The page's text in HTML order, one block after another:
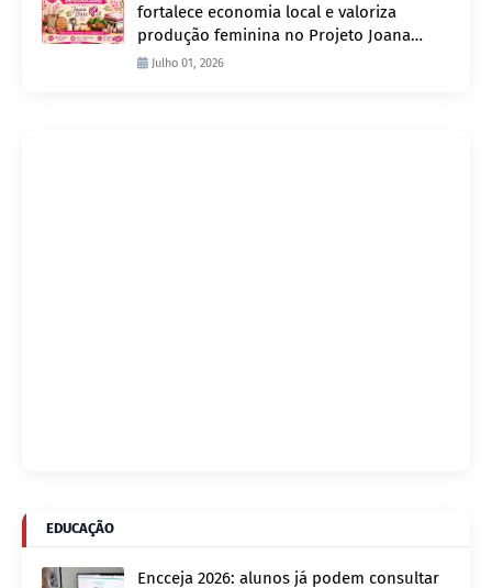
fortalece economia local e valoriza
produção feminina no Projeto Joana
D’Arc
Julho 01, 2026
EDUCAÇÃO
Encceja 2026: alunos já podem consultar